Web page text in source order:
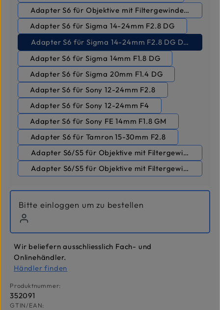
Adapter S6 für Objektive mit Filtergewinde 105mm/
Adapter S6 für Sigma 14-24mm F2.8 DG
Adapter S6 für Sigma 14-24mm F2.8 DG DN (Sony
Adapter S6 für Sigma 14mm F1.8 DG
Adapter S6 für Sigma 20mm F1.4 DG
Adapter S6 für Sony 12-24mm F2.8
Adapter S6 für Sony 12-24mm F4
Adapter S6 für Sony FE 14mm F1.8 GM
Adapter S6 für Tamron 15-30mm F2.8
Adapter S6/S5 für Objektive mit Filtergewinde 62-
Adapter S6/S5 für Objektive mit Filtergewinde
Bitte einloggen um zu bestellen
Wir beliefern ausschliesslich Fach- und
Onlinehändler.
Händler finden
Produktnummer:
352091
GTIN/EAN: